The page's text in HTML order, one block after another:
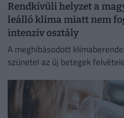
Rendkívüli helyzet a
leálló klíma miatt nem
intenzív osztály
A meghibásodott
szünetel az új betegek